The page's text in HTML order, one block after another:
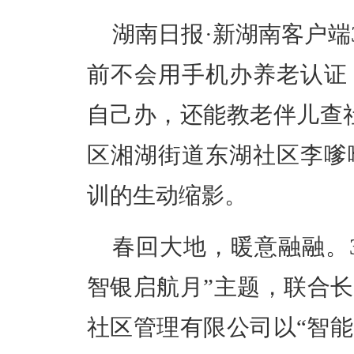
湖南日报·新湖南客户
前不会用手机办养老认
自己办，还能教老伴儿
区湘湖街道东湖社区李
训的生动缩影。
春回大地，暖意融融
智银启航月”主题，联合
社区管理有限公司以“智